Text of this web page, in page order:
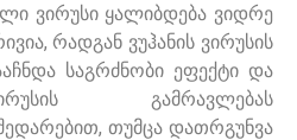
ვირუსი ყალიბდება ვიდრე
რადგან ვუჰანის ვირუსის
საგრძნობი ეფექტი და
გამრავლებას
თუმცა დათრგუნვა